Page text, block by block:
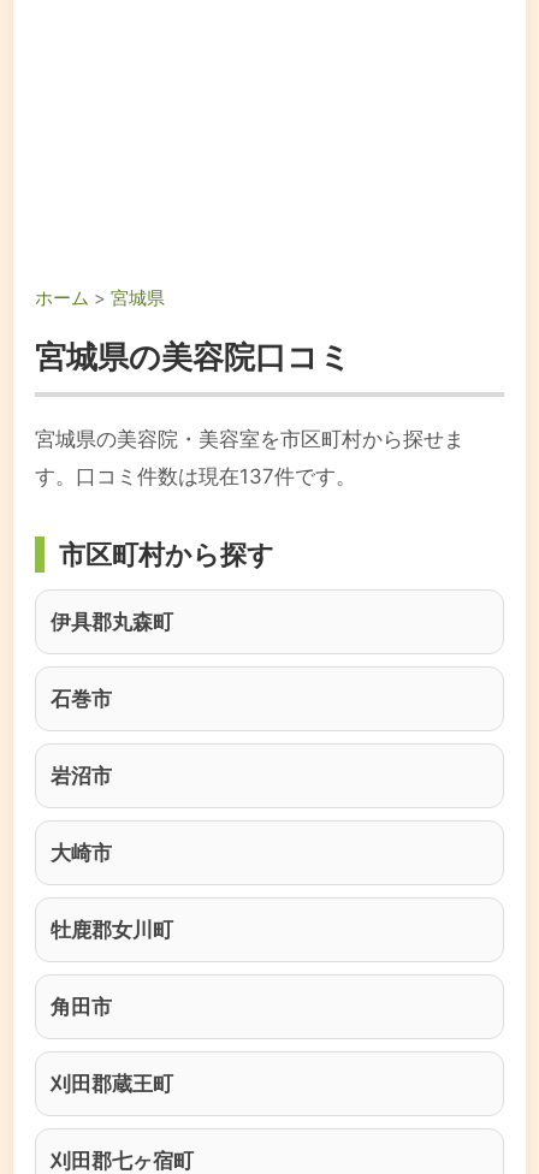
ホーム >宮城県
宮城県の美容院口コミ
宮城県の美容院・美容室を市区町村から探せま
す。口コミ件数は現在137件です。
市区町村から探す
伊具郡丸森町
石巻市
岩沼市
大崎市
牡鹿郡女川町
角田市
刈田郡蔵王町
刈田郡七ヶ宿町